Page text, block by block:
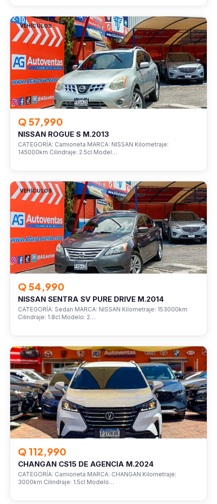
VEHÍCULOS
Q 57,990
NISSAN ROGUE S M.2013
CATEGORÍA: Camioneta MARCA: NISSAN Kilometraje:
145000km Cilindraje: 2.5cl Model…
VEHÍCULOS
Q 54,990
NISSAN SENTRA SV PURE DRIVE M.2014
CATEGORÍA: Sedan MARCA: NISSAN Kilometraje: 153000km
Cilindraje: 1.8cl Modelo: 2…
VEHÍCULOS
Q 112,990
CHANGAN CS15 DE AGENCIA M.2024
CATEGORÍA: Camioneta MARCA: CHANGAN Kilometraje:
3000km Cilindraje: 1.5cl Modelo…